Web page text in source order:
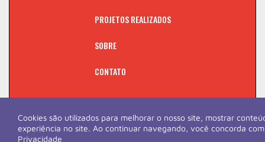
PROJETOS REALIZADOS
SOBRE
CONTATO
Cookies são utilizados para melhorar o nosso site, mostrar
experiência no site. Ao continuar navegando, você concorda
Privacidade